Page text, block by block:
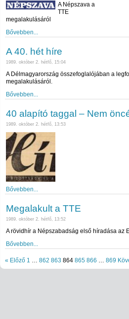
A Népszava a
TTE
megalakulásáról
Bővebben...
A 40. hét híre
1989. október 2. hétfő, 15:04
A Délmagyarország összefoglalójában a
megalakulásáról.
Bővebben...
40 alapító taggal – Nem
1989. október 2. hétfő, 13:53
Bővebben...
Megalakult a TTE
1989. október 2. hétfő, 13:52
A rövidhír a Népszabadság első híradása az
Bővebben...
« Előző 1 862 863 864 865 866 869